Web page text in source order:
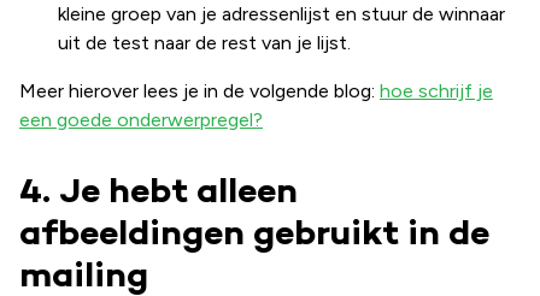
kleine groep van je adressenlijst en stuur de winnaar
uit de test naar de rest van je lijst.
Meer hierover lees je in de volgende blog: hoe schrijf je
een goede onderwerpregel?
4. Je hebt alleen
afbeeldingen gebruikt in de
mailing